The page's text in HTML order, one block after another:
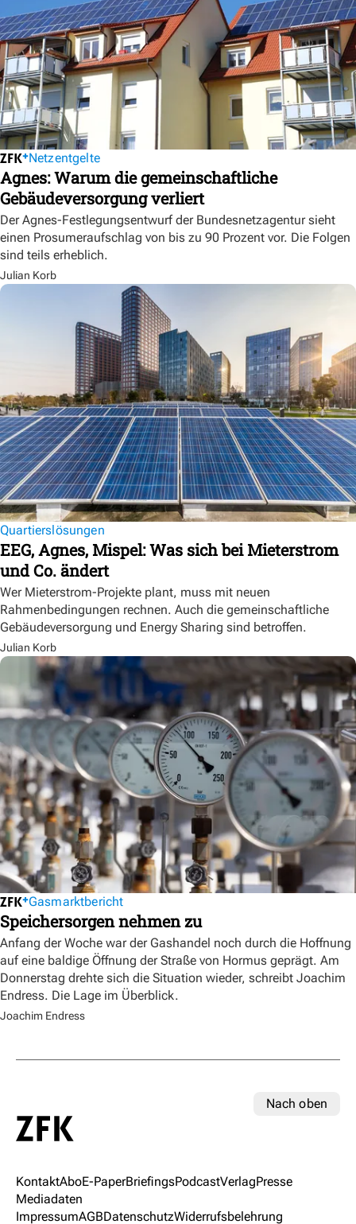
Netzentgelte
Agnes: Warum die gemeinschaftliche
Gebäudeversorgung verliert
Der Agnes-Festlegungsentwurf der Bundesnetzagentur sieht
einen Prosumeraufschlag von bis zu 90 Prozent vor. Die Folgen
sind teils erheblich.
Julian Korb
Quartierslösungen
EEG, Agnes, Mispel: Was sich bei Mieterstrom
und Co. ändert
Wer Mieterstrom-Projekte plant, muss mit neuen
Rahmenbedingungen rechnen. Auch die gemeinschaftliche
Gebäudeversorgung und Energy Sharing sind betroffen.
Julian Korb
Gasmarktbericht
Speichersorgen nehmen zu
Anfang der Woche war der Gashandel noch durch die Hoffnung
auf eine baldige Öffnung der Straße von Hormus geprägt. Am
Donnerstag drehte sich die Situation wieder, schreibt Joachim
Endress. Die Lage im Überblick.
Joachim Endress
Nach oben
KontaktAboE-PaperBriefingsPodcastVerlagPresse
Mediadaten
ImpressumAGBDatenschutzWiderrufsbelehrung